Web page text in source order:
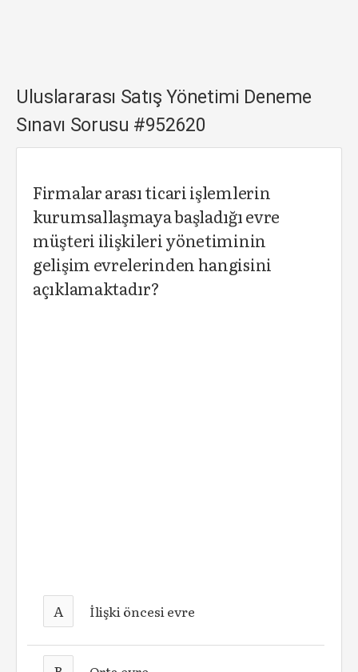
Uluslararası Satış Yönetimi Deneme
Sınavı Sorusu #952620
Firmalar arası ticari işlemlerin
kurumsallaşmaya başladığı evre
müşteri ilişkileri yönetiminin
gelişim evrelerinden hangisini
açıklamaktadır?
A İlişki öncesi evre